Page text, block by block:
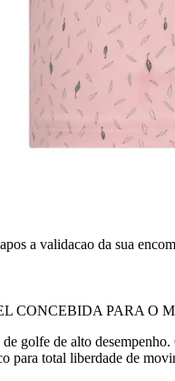
a validacao da sua
CONCEBIDA PARA O
golfe de alto
total liberdade de